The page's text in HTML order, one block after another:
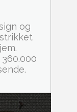
og